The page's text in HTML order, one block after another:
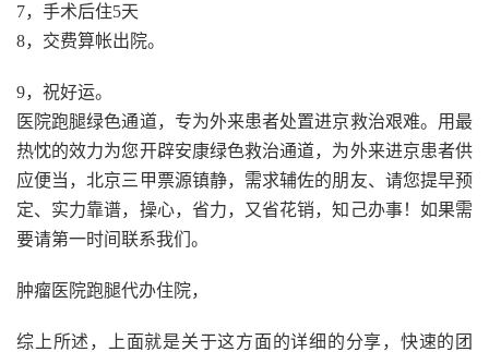
7，手术后住5天
8，交费算帐出院。
9，祝好运。
医院跑腿绿色通道，专为外来患者处置进京救治艰难。用最
热忱的效力为您开辟安康绿色救治通道，为外来进京患者供
应便当，北京三甲票源镇静，需求辅佐的朋友、请您提早预
定、实力靠谱，操心，省力，又省花销，知己办事！如果需
要请第一时间联系我们。
肿瘤医院跑腿代办住院，
综上所述，上面就是关于这方面的详细的分享，快速的团